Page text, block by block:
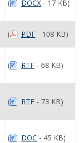
( DOCX - 17 KB)
( PDF - 108 KB)
( RTF - 68 KB)
( RTF - 73 KB)
( DOC - 45 KB)